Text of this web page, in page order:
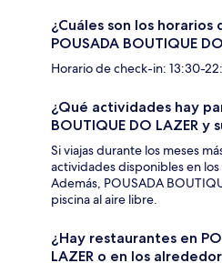
¿Cuáles son los
POUSADA BOUTIQUE
Horario de check-in: 13:30-
¿Qué actividades hay
BOUTIQUE DO LAZER y
Si viajas durante los meses
actividades disponibles en
Además, POUSADA
piscina al aire libre.
¿Hay restaurantes en
LAZER o en los